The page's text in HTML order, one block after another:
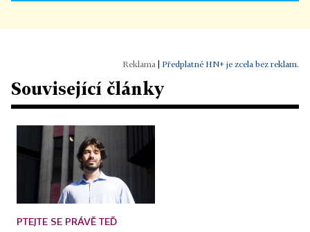
Předplatné HN+ je zcela bez reklam.
Související články
PTEJTE SE PRÁVĚ TEĎ